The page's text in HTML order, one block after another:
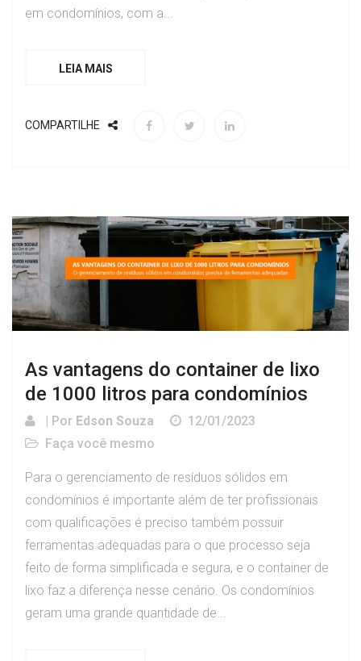
em condomínios, com a...
LEIA MAIS
COMPARTILHE
As vantagens do container de lixo
de 1000 litros para condomínios
| Por Edson Souza
12/01/2023
Faça você mesmo
Para o gerenciamento de resíduos sólidos em
condomínios é importante além de ter profissionais
com qualificações é preciso também possuir
ferramentas adequadas para o que processo seja
feito de forma simplificada e segura, e o container de
lixo faz a diferença nesse cenário. Os condomínios
geram uma grande quantidade de...